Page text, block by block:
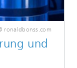
ronaldbonss.com
und